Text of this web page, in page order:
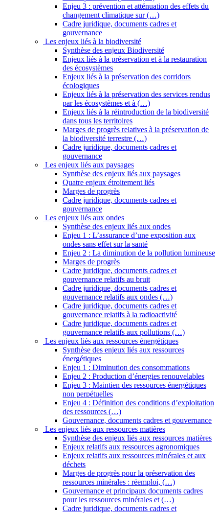
Enjeu 3 : prévention et atténuation des effets du
changement climatique sur (…)
Cadre juridique, documents cadres et
gouvernance
Les enjeux liés à la biodiversité
Synthèse des enjeux Biodiversité
Enjeux liés à la préservation et à la restauration
des écosystèmes
Enjeux liés à la préservation des corridors
écologiques
Enjeux liés à la préservation des services rendus
par les écosystèmes et à (…)
Enjeux liés à la réintroduction de la biodiversité
dans tous les territoires
Marges de progrès relatives à la préservation de
la biodiversité terrestre (…)
Cadre juridique, documents cadres et
gouvernance
Les enjeux liés aux paysages
Synthèse des enjeux liés aux paysages
Quatre enjeux étroitement liés
Marges de progrès
Cadre juridique, documents cadres et
gouvernance
Les enjeux liés aux ondes
Synthèse des enjeux liés aux ondes
Enjeu 1 : L’assurance d’une exposition aux
ondes sans effet sur la santé
Enjeu 2 : La diminution de la pollution lumineuse
Marges de progrès
Cadre juridique, documents cadres et
gouvernance relatifs au bruit
Cadre juridique, documents cadres et
gouvernance relatifs aux ondes (…)
Cadre juridique, documents cadres et
gouvernance relatifs à la radioactivité
Cadre juridique, documents cadres et
gouvernance relatifs aux pollutions (…)
Les enjeux liés aux ressources énergétiques
Synthèse des enjeux liés aux ressources
énergétiques
Enjeu 1 : Diminution des consommations
Enjeu 2 : Production d’énergies renouvelables
Enjeu 3 : Maintien des ressources énergétiques
non perpétuelles
Enjeu 4 : Définition des conditions d’exploitation
des ressources (…)
Gouvernance, documents cadres et gouvernance
Les enjeux liés aux ressources matières
Synthèse des enjeux liés aux ressources matières
Enjeux relatifs aux ressources agronomiques
Enjeux relatifs aux ressources minérales et aux
déchets
Marges de progrès pour la préservation des
ressources minérales : réemploi, (…)
Gouvernance et principaux documents cadres
pour les ressources minérales et (…)
Cadre juridique, documents cadres et